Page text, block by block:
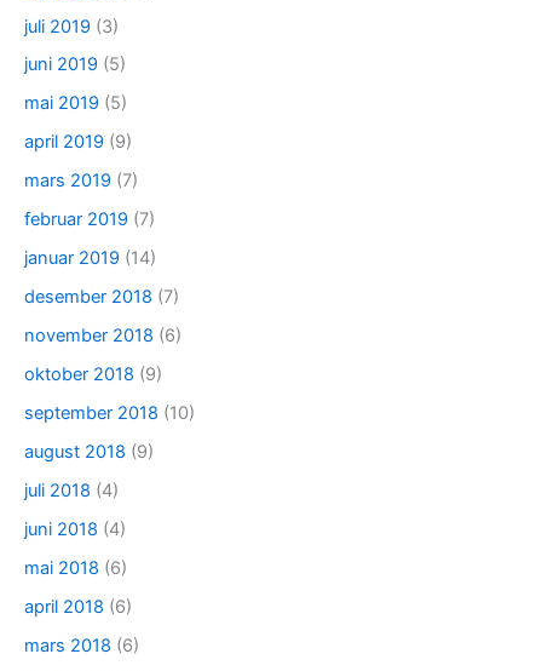
juli 2019 (3)
juni 2019 (5)
mai 2019 (5)
april 2019 (9)
mars 2019 (7)
februar 2019 (7)
januar 2019 (14)
desember 2018 (7)
november 2018 (6)
oktober 2018 (9)
september 2018 (10)
august 2018 (9)
juli 2018 (4)
juni 2018 (4)
mai 2018 (6)
april 2018 (6)
mars 2018 (6)